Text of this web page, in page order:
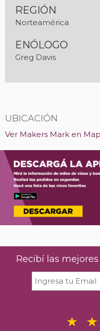
REGIÓN
Norteamérica
ENÓLOGO
Greg Davis
UBICACIÓN
Ver Makers Mark en
Recibí las